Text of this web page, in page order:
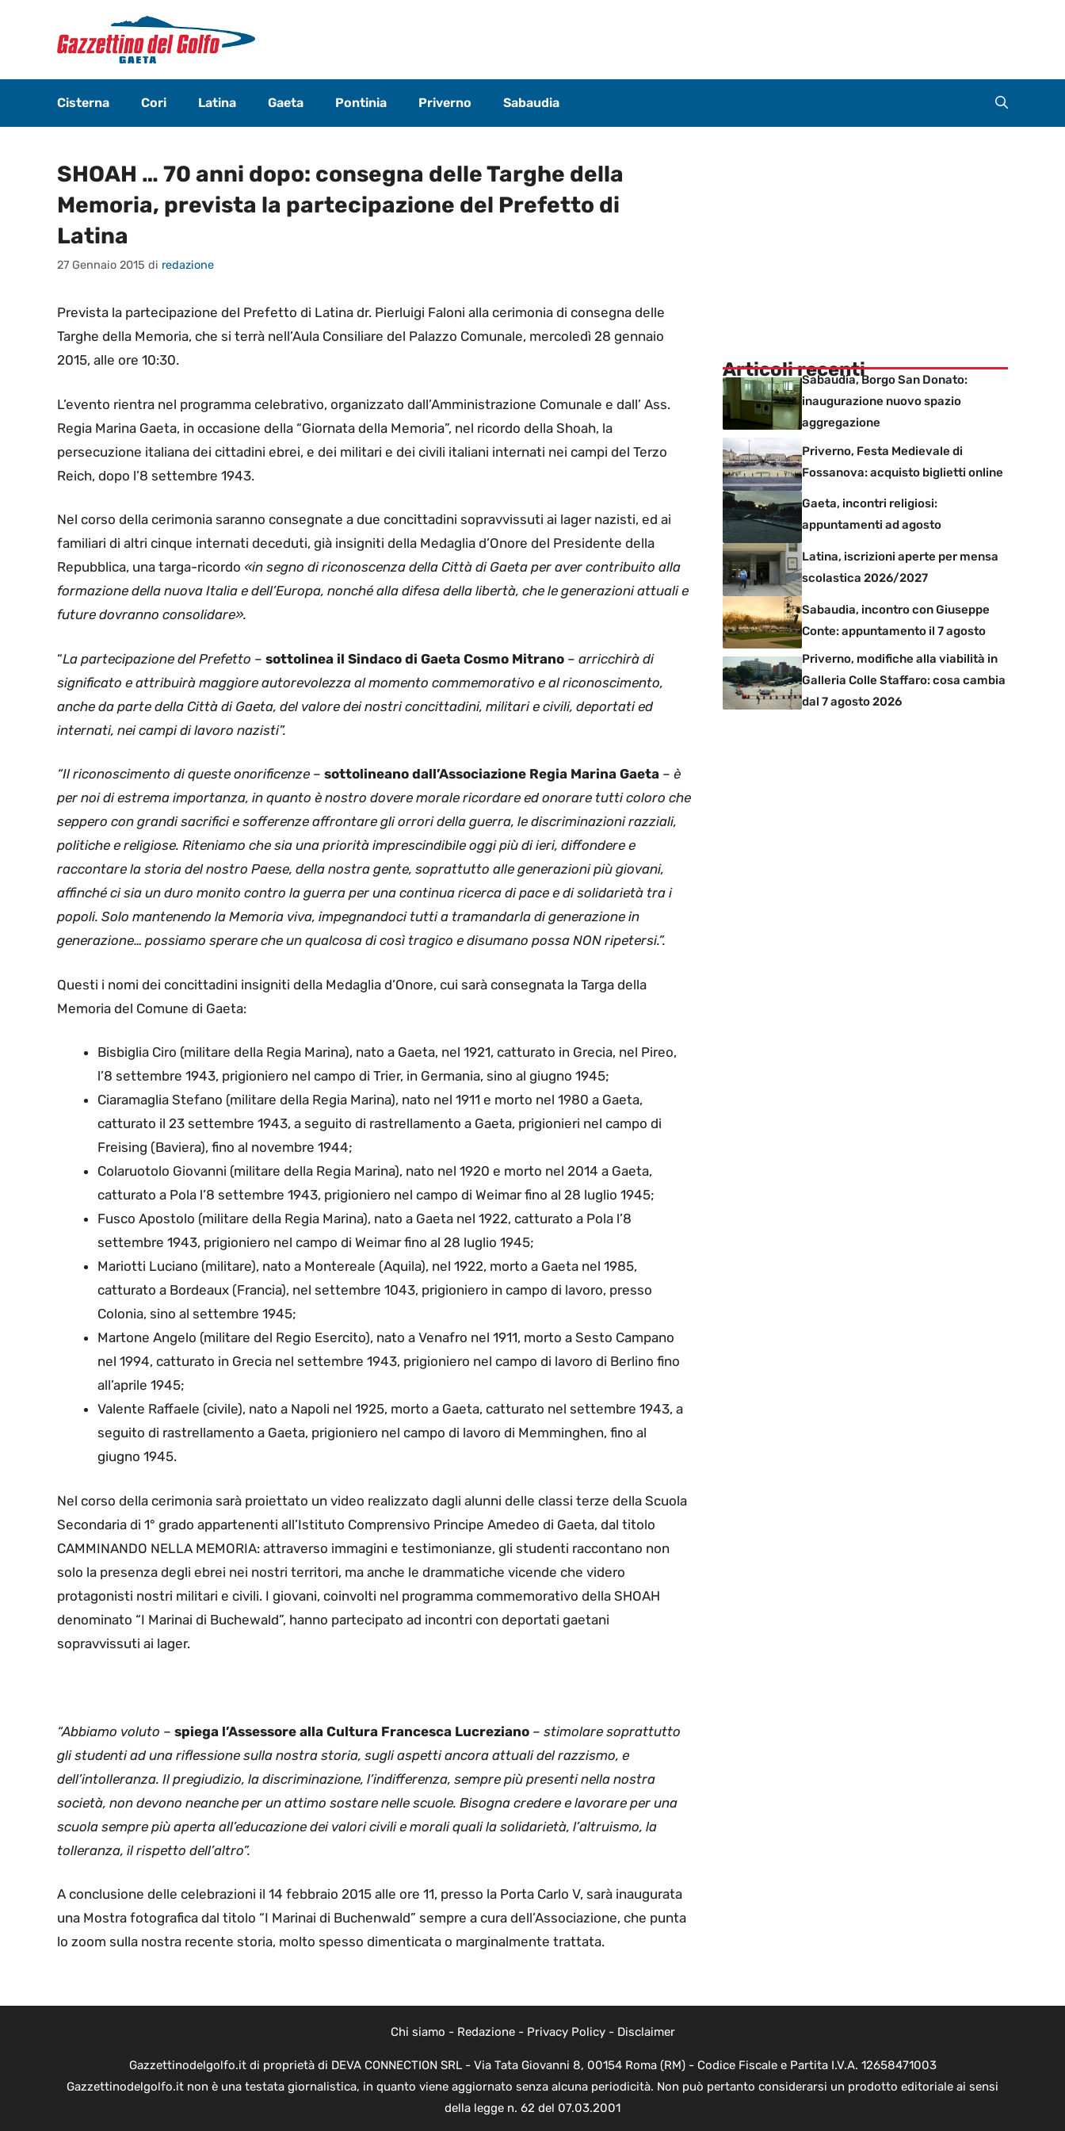
contenuto
Cisterna Cori Latina Gaeta Pontinia Priverno Sabaudia
SHOAH … 70 anni dopo: consegna delle Targhe della
Memoria, prevista la partecipazione del Prefetto di
Latina
27 Gennaio 2015 di redazione
Prevista la partecipazione del Prefetto di Latina dr. Pierluigi Faloni alla cerimonia di consegna delle
Targhe della Memoria, che si terrà nell’Aula Consiliare del Palazzo Comunale, mercoledì 28 gennaio
2015, alle ore 10:30.
L’evento rientra nel programma celebrativo, organizzato dall’Amministrazione Comunale e dall’ Ass.
Regia Marina Gaeta, in occasione della “Giornata della Memoria”, nel ricordo della Shoah, la
persecuzione italiana dei cittadini ebrei, e dei militari e dei civili italiani internati nei campi del Terzo
Reich, dopo l’8 settembre 1943.
Nel corso della cerimonia saranno consegnate a due concittadini sopravvissuti ai lager nazisti, ed ai
familiari di altri cinque internati deceduti, già insigniti della Medaglia d’Onore del Presidente della
Repubblica, una targa-ricordo «in segno di riconoscenza della Città di Gaeta per aver contribuito alla
formazione della nuova Italia e dell’Europa, nonché alla difesa della libertà, che le generazioni attuali e
future dovranno consolidare».
“La partecipazione del Prefetto – sottolinea il Sindaco di Gaeta Cosmo Mitrano – arricchirà di
significato e attribuirà maggiore autorevolezza al momento commemorativo e al riconoscimento,
anche da parte della Città di Gaeta, del valore dei nostri concittadini, militari e civili, deportati ed
internati, nei campi di lavoro nazisti”.
“Il riconoscimento di queste onorificenze – sottolineano dall’Associazione Regia Marina Gaeta – è
per noi di estrema importanza, in quanto è nostro dovere morale ricordare ed onorare tutti coloro che
seppero con grandi sacrifici e sofferenze affrontare gli orrori della guerra, le discriminazioni razziali,
politiche e religiose. Riteniamo che sia una priorità imprescindibile oggi più di ieri, diffondere e
raccontare la storia del nostro Paese, della nostra gente, soprattutto alle generazioni più giovani,
affinché ci sia un duro monito contro la guerra per una continua ricerca di pace e di solidarietà tra i
popoli. Solo mantenendo la Memoria viva, impegnandoci tutti a tramandarla di generazione in
generazione… possiamo sperare che un qualcosa di così tragico e disumano possa NON ripetersi.”.
Questi i nomi dei concittadini insigniti della Medaglia d’Onore, cui sarà consegnata la Targa della
Memoria del Comune di Gaeta:
Bisbiglia Ciro (militare della Regia Marina), nato a Gaeta, nel 1921, catturato in Grecia, nel Pireo,
l’8 settembre 1943, prigioniero nel campo di Trier, in Germania, sino al giugno 1945;
Ciaramaglia Stefano (militare della Regia Marina), nato nel 1911 e morto nel 1980 a Gaeta,
catturato il 23 settembre 1943, a seguito di rastrellamento a Gaeta, prigionieri nel campo di
Freising (Baviera), fino al novembre 1944;
Colaruotolo Giovanni (militare della Regia Marina), nato nel 1920 e morto nel 2014 a Gaeta,
catturato a Pola l’8 settembre 1943, prigioniero nel campo di Weimar fino al 28 luglio 1945;
Fusco Apostolo (militare della Regia Marina), nato a Gaeta nel 1922, catturato a Pola l’8
settembre 1943, prigioniero nel campo di Weimar fino al 28 luglio 1945;
Mariotti Luciano (militare), nato a Montereale (Aquila), nel 1922, morto a Gaeta nel 1985,
catturato a Bordeaux (Francia), nel settembre 1043, prigioniero in campo di lavoro, presso
Colonia, sino al settembre 1945;
Martone Angelo (militare del Regio Esercito), nato a Venafro nel 1911, morto a Sesto Campano
nel 1994, catturato in Grecia nel settembre 1943, prigioniero nel campo di lavoro di Berlino fino
all’aprile 1945;
Valente Raffaele (civile), nato a Napoli nel 1925, morto a Gaeta, catturato nel settembre 1943, a
seguito di rastrellamento a Gaeta, prigioniero nel campo di lavoro di Memminghen, fino al
giugno 1945.
Nel corso della cerimonia sarà proiettato un video realizzato dagli alunni delle classi terze della Scuola
Secondaria di 1° grado appartenenti all’Istituto Comprensivo Principe Amedeo di Gaeta, dal titolo
CAMMINANDO NELLA MEMORIA: attraverso immagini e testimonianze, gli studenti raccontano non
solo la presenza degli ebrei nei nostri territori, ma anche le drammatiche vicende che videro
protagonisti nostri militari e civili. I giovani, coinvolti nel programma commemorativo della SHOAH
denominato “I Marinai di Buchewald”, hanno partecipato ad incontri con deportati gaetani
sopravvissuti ai lager.
“Abbiamo voluto – spiega l’Assessore alla Cultura Francesca Lucreziano – stimolare soprattutto
gli studenti ad una riflessione sulla nostra storia, sugli aspetti ancora attuali del razzismo, e
dell’intolleranza. Il pregiudizio, la discriminazione, l’indifferenza, sempre più presenti nella nostra
società, non devono neanche per un attimo sostare nelle scuole. Bisogna credere e lavorare per una
scuola sempre più aperta all’educazione dei valori civili e morali quali la solidarietà, l’altruismo, la
tolleranza, il rispetto dell’altro”.
A conclusione delle celebrazioni il 14 febbraio 2015 alle ore 11, presso la Porta Carlo V, sarà inaugurata
una Mostra fotografica dal titolo “I Marinai di Buchenwald” sempre a cura dell’Associazione, che punta
lo zoom sulla nostra recente storia, molto spesso dimenticata o marginalmente trattata.
Articoli recentiSabaudia, Borgo San Donato:
inaugurazione nuovo spazio
aggregazione
Priverno, Festa Medievale di
Fossanova: acquisto biglietti online
Gaeta, incontri religiosi:
appuntamenti ad agosto
Latina, iscrizioni aperte per mensa
scolastica 2026/2027
Sabaudia, incontro con Giuseppe
Conte: appuntamento il 7 agosto
Priverno, modifiche alla viabilità in
Galleria Colle Staffaro: cosa cambia
dal 7 agosto 2026
Chi siamo - Redazione- Privacy Policy- Disclaimer
Gazzettinodelgolfo.it di proprietà di DEVA CONNECTION SRL - Via Tata Giovanni 8, 00154 Roma (RM) - Codice Fiscale e Partita I.V.A. 12658471003
Gazzettinodelgolfo.it non è una testata giornalistica, in quanto viene aggiornato senza alcuna periodicità. Non può pertanto considerarsi un prodotto editoriale ai sensi
della legge n. 62 del 07.03.2001